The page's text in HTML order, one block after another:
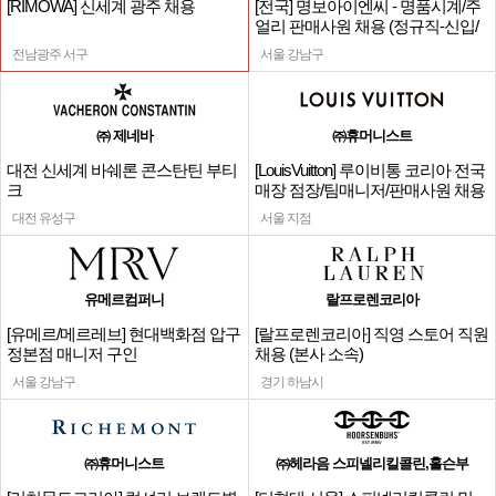
[RIMOWA] 신세계 광주 채용
전남광주 서구
[전국] 명보아이엔씨 - 명품시계/주
얼리 판매사원 채용 (정규직-신입/
경력)
서울 강남구
㈜ 제네바
대전 신세계 바쉐론 콘스탄틴 부티
크
대전 유성구
㈜휴머니스트
[LouisVuitton] 루이비통 코리아 전국
매장 점장/팀매니저/판매사원 채용
서울 지점
유메르컴퍼니
[유메르/메르레브] 현대백화점 압구
정본점 매니저 구인
서울 강남구
랄프로렌코리아
[랄프로렌코리아] 직영 스토어 직원
채용 (본사 소속)
경기 하남시
㈜휴머니스트 ㈜헤라음 스피넬리킬콜린,홀슨부